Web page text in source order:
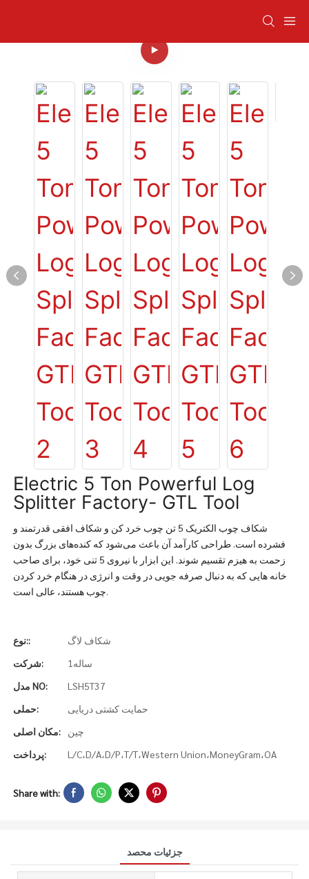
Electric 5 Ton Powerful Log
Splitter Factory- GTL Tool
شکاف چوب الکتریک 5 تن چوب خرد کن و شکاف افقی قدرتمند و
فشرده است. طراحی کارآمد آن باعث می‌شود که کنده‌های بزرگ بدون
زحمت به هیزم تقسیم شوند. این ابزار با نیروی 5 تنی خود، برای صاحب
خانه هایی که به دنبال صرفه جویی در وقت و انرژی در هنگام خرد کردن
چوب هستند، عالی است.
نوع::
شکاف لاگ
شرکت:
ساله1
مدل NO:
LSH5T37
حملی:
حمایت کشتی دریایی
مکان اصلی:
چین
پرداخت:
L/C،D/A،D/P،T/T،Western Union،MoneyGram،OA
Share with:
جزئیات محصد